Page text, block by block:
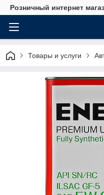
Розничный интернет
Товары и услуги